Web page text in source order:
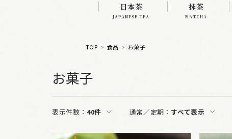
日本茶
JAPANESE TEA
抹茶
MATCHA
TOP 食品 お菓子
お菓子
表示件数： 40件 通常／定期： すべて表示